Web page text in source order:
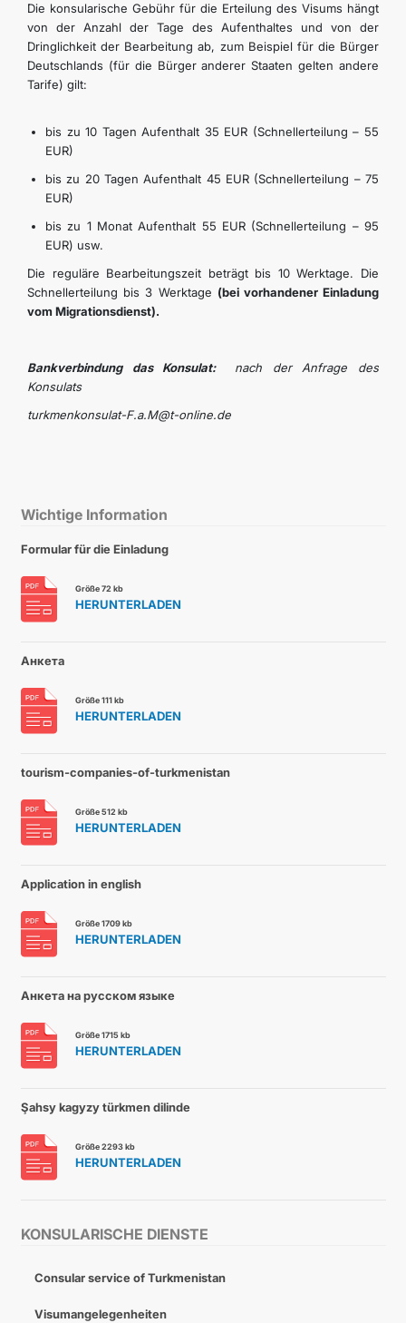
KONSULARISCHE DIENSTE
Consular service of Turkmenistan
Visumangelegenheiten
Die konsularische Gebühr für die Erteilung des Visums hängt
von der Anzahl der Tage des Aufenthaltes und von der
Dringlichkeit der Bearbeitung ab, zum Beispiel für die Bürger
Deutschlands (für die Bürger anderer Staaten gelten andere
Tarife) gilt:
bis zu 10 Tagen Aufenthalt 35 EUR (Schnellerteilung – 55
EUR)
bis zu 20 Tagen Aufenthalt 45 EUR (Schnellerteilung – 75
EUR)
bis zu 1 Monat Aufenthalt 55 EUR (Schnellerteilung – 95
EUR) usw.
Die reguläre Bearbeitungszeit beträgt bis 10 Werktage. Die
Schnellerteilung bis 3 Werktage (bei vorhandener Einladung
vom Migrationsdienst).
Bankverbindung das Konsulat: nach der Anfrage des
Konsulats
turkmenkonsulat-F.a.M@t-online.de
Wichtige Information
Formular für die Einladung
Größe 72 kb
HERUNTERLADEN
Анкета
Größe 111 kb
HERUNTERLADEN
tourism-companies-of-turkmenistan
Größe 512 kb
HERUNTERLADEN
Application in english
Größe 1709 kb
HERUNTERLADEN
Анкета на русском языке
Größe 1715 kb
HERUNTERLADEN
Şahsy kagyzy türkmen dilinde
Größe 2293 kb
HERUNTERLADEN